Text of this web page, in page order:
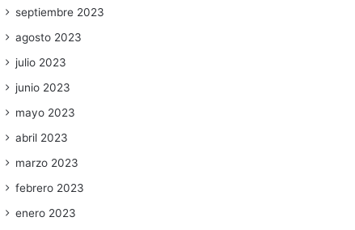
septiembre 2023
agosto 2023
julio 2023
junio 2023
mayo 2023
abril 2023
marzo 2023
febrero 2023
enero 2023